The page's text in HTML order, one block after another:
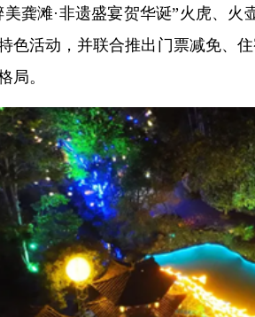
美龚滩·非遗盛宴贺华诞”火虎、
色活动，并联合推出门票减免、
局。